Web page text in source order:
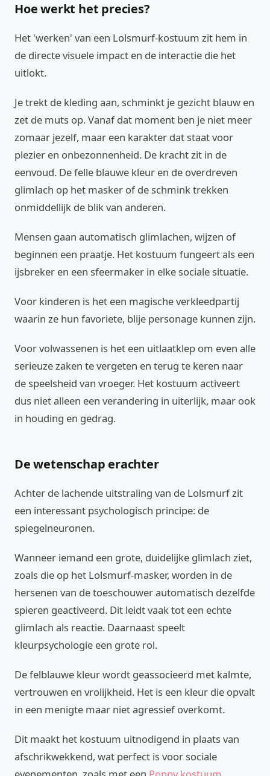
Hoe werkt het precies?
Het 'werken' van een Lolsmurf-kostuum zit hem in
de directe visuele impact en de interactie die het
uitlokt.
Je trekt de kleding aan, schminkt je gezicht blauw en
zet de muts op. Vanaf dat moment ben je niet meer
zomaar jezelf, maar een karakter dat staat voor
plezier en onbezonnenheid. De kracht zit in de
eenvoud. De felle blauwe kleur en de overdreven
glimlach op het masker of de schmink trekken
onmiddellijk de blik van anderen.
Mensen gaan automatisch glimlachen, wijzen of
beginnen een praatje. Het kostuum fungeert als een
ijsbreker en een sfeermaker in elke sociale situatie.
Voor kinderen is het een magische verkleedpartij
waarin ze hun favoriete, blije personage kunnen zijn.
Voor volwassenen is het een uitlaatklep om even alle
serieuze zaken te vergeten en terug te keren naar
de speelsheid van vroeger. Het kostuum activeert
dus niet alleen een verandering in uiterlijk, maar ook
in houding en gedrag.
De wetenschap erachter
Achter de lachende uitstraling van de Lolsmurf zit
een interessant psychologisch principe: de
spiegelneuronen.
Wanneer iemand een grote, duidelijke glimlach ziet,
zoals die op het Lolsmurf-masker, worden in de
hersenen van de toeschouwer automatisch dezelfde
spieren geactiveerd. Dit leidt vaak tot een echte
glimlach als reactie. Daarnaast speelt
kleurpsychologie een grote rol.
De felblauwe kleur wordt geassocieerd met kalmte,
vertrouwen en vrolijkheid. Het is een kleur die opvalt
in een menigte maar niet agressief overkomt.
Dit maakt het kostuum uitnodigend in plaats van
afschrikwekkend, wat perfect is voor sociale